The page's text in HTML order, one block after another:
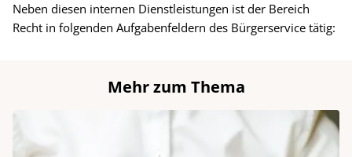
Neben diesen internen Dienstleistungen ist der Bereich
Recht in folgenden Aufgabenfeldern des Bürgerservice tätig:
Mehr zum Thema